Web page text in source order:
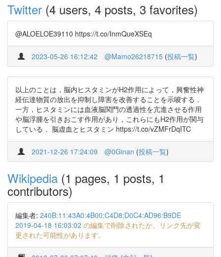
Twitter (4 users, 4 posts, 3 favorites)
@ALOELOE39110 https://t.co/InmQueXSEq
2023-05-26 16:12:42 @Mamo26218715 (投稿一覧)
以上のことは，脳内ヒスタミンがH2作用によって，興奮性神
経伝達物質の放出を抑制し障害を改善することを示唆する．
一方，ヒスタミンには血液脳関門の透過性を亢進させる作用
や脳浮腫を引きおこす作用があり，これらにもH2作用が関与
している． 脳虚血とヒスタミン https://t.co/vZMFrDqITC
2021-12-26 17:24:09 @0Ginan (投稿一覧)
Wikipedia (1 pages, 1 posts, 1
contributors)
編集者: 240B:11:43A0:4B00:C4D8:D0C4:AD96:B9DE
2019-04-18 16:03:02 の編集で削除されたか、リンク先が変
更された可能性があります。